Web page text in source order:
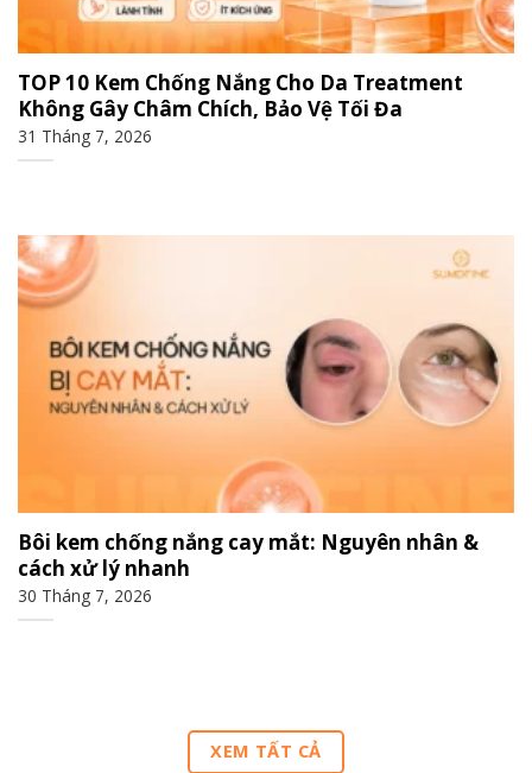
TOP 10 Kem Chống Nắng Cho Da Treatment
Không Gây Châm Chích, Bảo Vệ Tối Đa
31 Tháng 7, 2026
Bôi kem chống nắng cay mắt: Nguyên nhân &
cách xử lý nhanh
30 Tháng 7, 2026
XEM TẤT CẢ